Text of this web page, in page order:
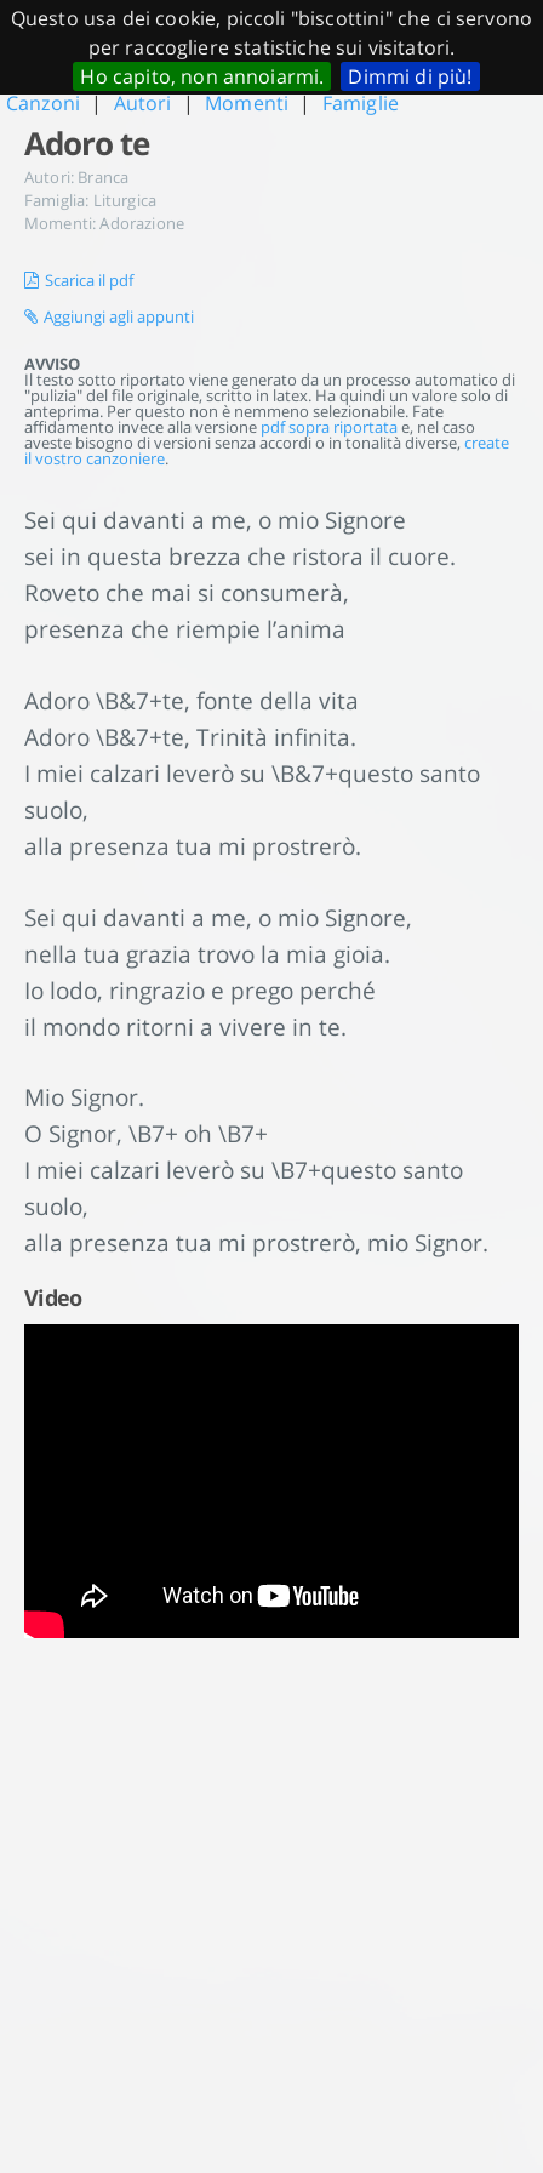
Questo usa dei cookie, piccoli "biscottini" che ci servono
per raccogliere statistiche sui visitatori.
Ho capito, non annoiarmi.
Dimmi di più!
Canzoni | Autori | Momenti | Famiglie
Adoro te
Autori: Branca
Famiglia: Liturgica
Momenti:Adorazione
Scarica il pdf
Aggiungi agli appunti
AVVISO
Il testo sotto riportato viene generato da un processo automatico di
"pulizia" del file originale, scritto in latex. Ha quindi un valore solo di
anteprima. Per questo non è nemmeno selezionabile. Fate
affidamento invece alla versione pdf sopra riportatae, nel caso
aveste bisogno di versioni senza accordi o in tonalità diverse, create
il vostro canzoniere.
Sei qui davanti a me, o mio Signore
sei in questa brezza che ristora il cuore.
Roveto che mai si consumerà,
presenza che riempie l’anima
Adoro \B&7+te, fonte della vita
Adoro \B&7+te, Trinità infinita.
I miei calzari leverò su \B&7+questo santo
suolo,
alla presenza tua mi prostrerò.
Sei qui davanti a me, o mio Signore,
nella tua grazia trovo la mia gioia.
Io lodo, ringrazio e prego perché
il mondo ritorni a vivere in te.
Mio Signor.
O Signor, \B7+ oh \B7+
I miei calzari leverò su \B7+questo santo
suolo,
alla presenza tua mi prostrerò, mio Signor.
Video